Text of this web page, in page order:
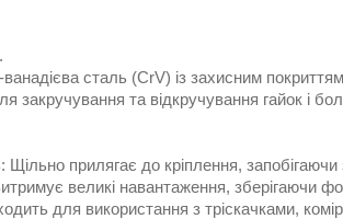
сталь (CrV) із захисним покриттям
закручування та відкручування гайок і
Щільно прилягає до кріплення, запобігаючи
великі навантаження, зберігаючи
для використання з тріскачками,